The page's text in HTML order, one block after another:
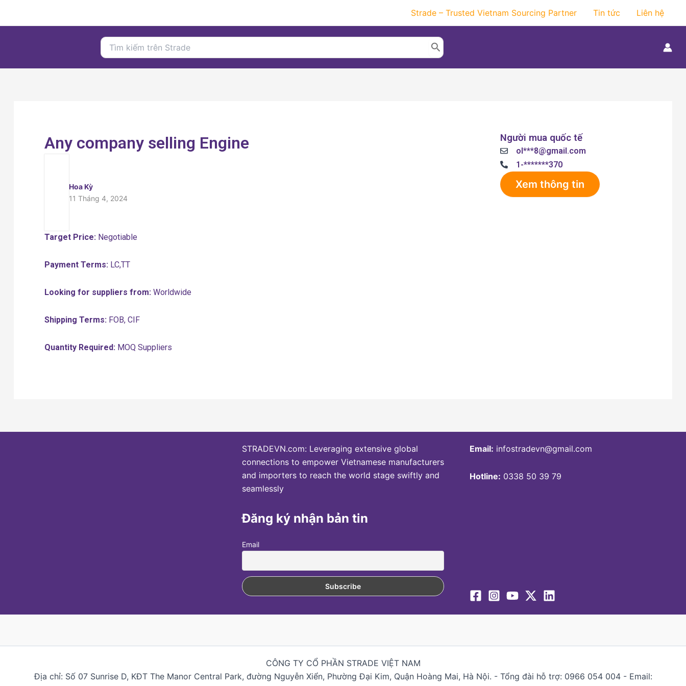
Strade – Trusted Vietnam Sourcing Partner Tin tức Liên hệ
Search
for:
Any company selling Engine
Hoa Kỳ
11 Tháng 4, 2024
Target Price: Negotiable
Payment Terms: LC,TT
Looking for suppliers from: Worldwide
Shipping Terms: FOB, CIF
Quantity Required: MOQ Suppliers
Người mua quốc tế
ol***8@gmail.com
1-*******370
Xem thông tin
STRADEVN.com: Leveraging extensive global
connections to empower Vietnamese manufacturers
and importers to reach the world stage swiftly and
seamlessly
Đăng ký nhận bản tin
Email
Email: infostradevn@gmail.com
Hotline: 0338 50 39 79
CÔNG TY CỔ PHẦN STRADE VIỆT NAM
Địa chỉ: Số 07 Sunrise D, KĐT The Manor Central Park, đường Nguyễn Xiển, Phường Đại Kim, Quận Hoàng Mai, Hà Nội. - Tổng đài hỗ trợ: 0966 054 004 - Email: